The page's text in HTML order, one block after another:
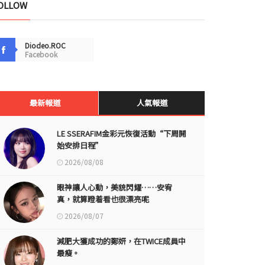
Diodeo.ROC
Facebook
最新報道 人氣報道
LE SSERAFIM金彩元恢復活動“下周開
始安排日程”
2026/08/08
眼神讓人心動，美貌閃耀……安宥
真，就算瞪着看也很漂亮呢
2026/08/07
減肥大獲成功的鄭妍，在TWICE成員中
最瘦。